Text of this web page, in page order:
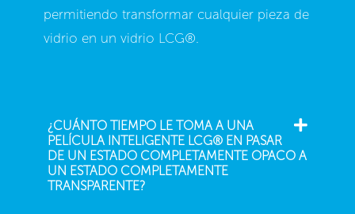
permitiendo transformar cualquier pieza de
vidrio en un vidrio LCG®.
¿CUÁNTO TIEMPO LE TOMA A UNA
PELÍCULA INTELIGENTE LCG® EN PASAR
DE UN ESTADO COMPLETAMENTE OPACO A
UN ESTADO COMPLETAMENTE
TRANSPARENTE?